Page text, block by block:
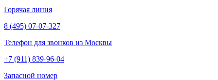
Горячая линия
8 (495) 07-07-327
Телефон для звонков из Москвы
+7 (911) 839-96-04
Запасной номер